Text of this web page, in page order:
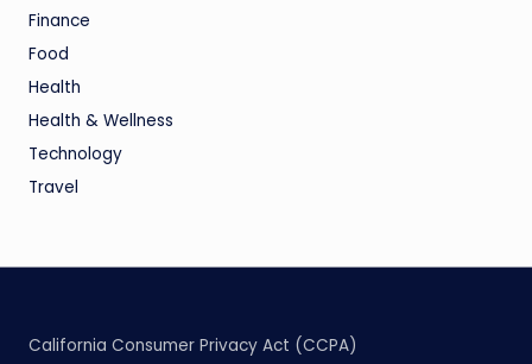
Finance
Food
Health
Health & Wellness
Technology
Travel
California Consumer Privacy Act (CCPA)